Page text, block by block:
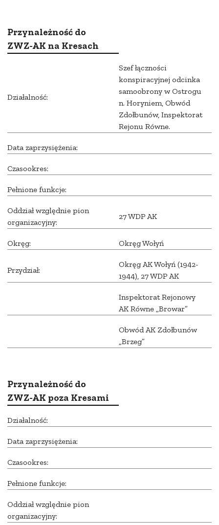
Przynależność do
ZWZ-AK na Kresach
Działalność:
Szef łączności
konspiracyjnej odcinka
samoobrony w Ostrogu
n. Horyniem, Obwód
Zdołbunów, Inspektorat
Rejonu Równe.
Data zaprzysiężenia:
Czasookres:
Pełnione funkcje:
Oddział względnie pion
organizacyjny:
27 WDP AK
Okręg: Okręg Wołyń
Przydział:
Okręg AK Wołyń (1942-
1944), 27 WDP AK
Inspektorat Rejonowy
AK Równe „Browar”
Obwód AK Zdołbunów
„Brzeg”
Przynależność do
ZWZ-AK poza Kresami
Działalność:
Data zaprzysiężenia:
Czasookres:
Pełnione funkcje:
Oddział względnie pion
organizacyjny: